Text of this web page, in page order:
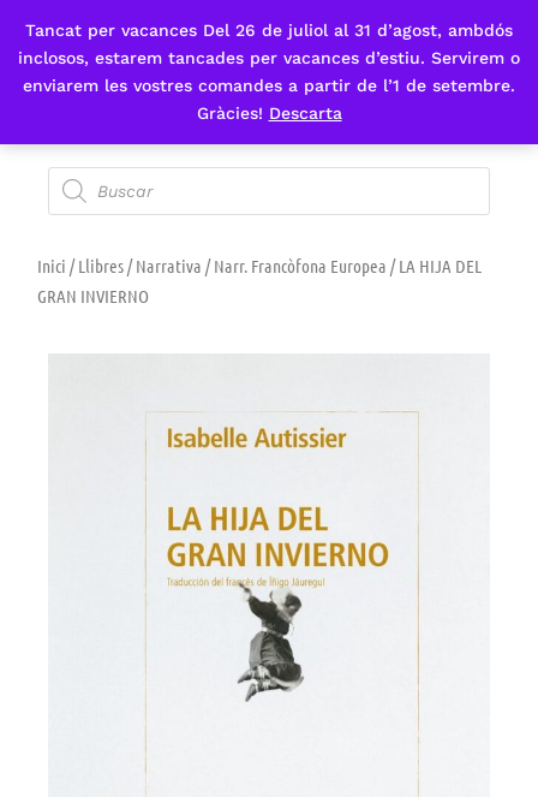
Tancat per vacances Del 26 de juliol al 31 d’agost, ambdós
inclosos, estarem tancades per vacances d’estiu. Servirem o
enviarem les vostres comandes a partir de l’1 de setembre.
Gràcies! Descarta
Fes-te'n sòcia
Inici /Llibres/Narrativa /Narr. Francòfona Europea / LA HIJA DEL
GRAN INVIERNO